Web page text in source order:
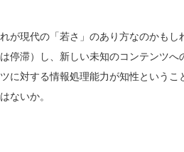
が現代の「若さ」のあり方なのかも
停滞）し、新しい未知のコンテンツ
に対する情報処理能力が知性という
ないか。